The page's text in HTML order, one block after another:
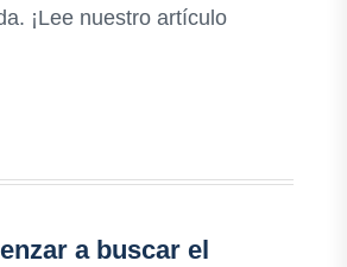
¡Lee nuestro artículo
a buscar el